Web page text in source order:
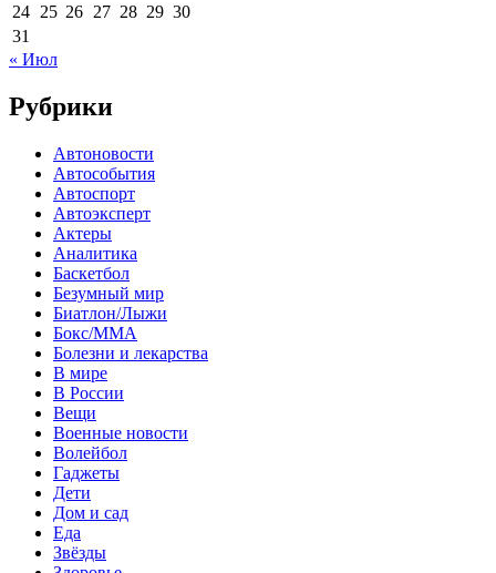
24 25 26 27 28 29 30
31
« Июл
Рубрики
Автоновости
Автособытия
Автоспорт
Автоэксперт
Актеры
Аналитика
Баскетбол
Безумный мир
Биатлон/Лыжи
Бокс/MMA
Болезни и лекарства
В мире
В России
Вещи
Военные новости
Волейбол
Гаджеты
Дети
Дом и сад
Еда
Звёзды